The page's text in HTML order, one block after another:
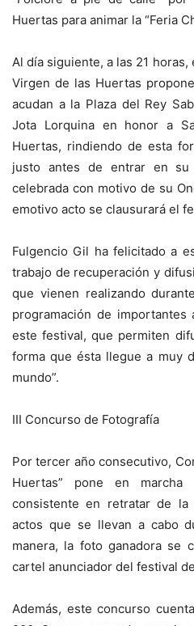
Huertas para animar la “Feria
Al día siguiente, a las 21
Virgen de las Huertas
acudan a la Plaza del Rey
Jota Lorquina en honor a
Huertas, rindiendo de esta
justo antes de entrar en
celebrada con motivo de su
emotivo acto se clausurará el
Fulgencio Gil ha felicitado a
trabajo de recuperación y
que vienen realizando
programación de importantes
este festival, que permiten
forma que ésta llegue a muy
mundo”.
III Concurso de Fotografía
Por tercer año consecutivo,
Huertas” pone en marcha
consistente en retratar de la
actos que se llevan a cabo
manera, la foto ganadora se
cartel anunciador del festival
Además, este concurso